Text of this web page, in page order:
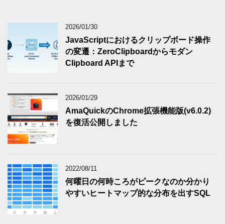
2026/01/30
JavaScriptにおけるクリップボード操作
の変遷：ZeroClipboardからモダン
Clipboard APIまで
2026/01/29
AmaQuickのChrome拡張機能版(v6.0.2)
を復活公開しました
2022/08/11
何曜日の何時ころがピークなのか分かり
やすいヒートマップ的な分布を出すSQL